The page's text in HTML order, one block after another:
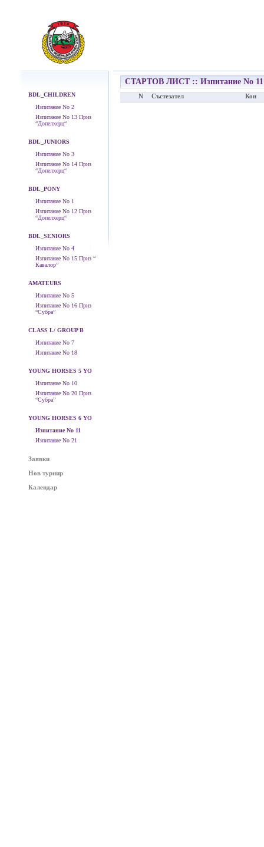
BDL_CHILDREN
Изпитание No 2
Изпитание No 13 Приз
“Допелхерц“
BDL_JUNIORS
Изпитание No 3
Изпитание No 14 Приз
“Допелхерц“
BDL_PONY
Изпитание No 1
Изпитание No 12 Приз
“Допелхерц“
BDL_SENIORS
Изпитание No 4
Изпитание No 15 Приз “
Кавалор”
AMATEURS
Изпитание No 5
Изпитание No 16 Приз
“Субра”
CLASS L/ GROUP B
Изпитание No 7
Изпитание No 18
YOUNG HORSES 5 YO
Изпитание No 10
Изпитание No 20 Приз
“Субра”
YOUNG HORSES 6 YO
Изпитание No 11
Изпитание No 21
Заявки
Нов турнир
Календар
СТАРТОВ ЛИСТ :: Изпитание No 11
N Състезател Кон